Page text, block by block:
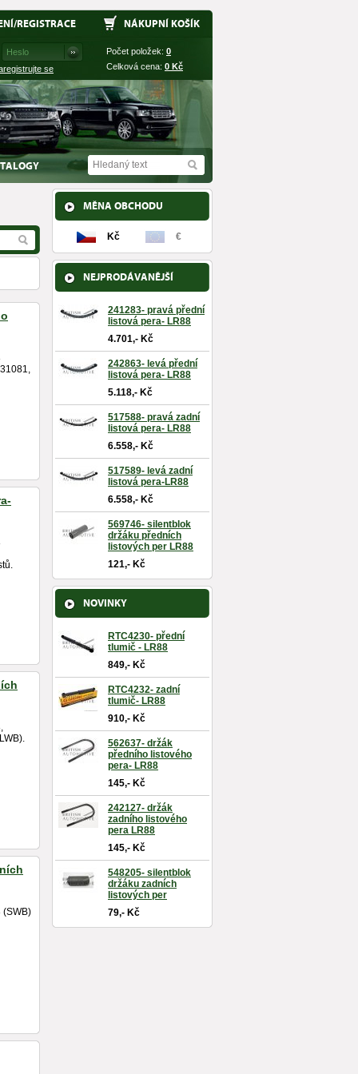
/REGISTRACE
se
NÁKUPNÍ KOŠÍK
Počet položek: 0
Celková cena: 0 Kč
(SWB)
MĚNA OBCHODU
Kč €
NEJPRODÁVANĚJŠÍ
241283- pravá přední
listová pera- LR88
4.701,- Kč
242863- levá přední
listová pera- LR88
5.118,- Kč
517588- pravá zadní
listová pera- LR88
6.558,- Kč
517589- levá zadní
listová pera-LR88
6.558,- Kč
569746- silentblok
držáku předních
listových per LR88
121,- Kč
NOVINKY
RTC4230- přední
tlumič - LR88
849,- Kč
RTC4232- zadní
tlumič- LR88
910,- Kč
562637- držák
předního listového
pera- LR88
145,- Kč
242127- držák
zadního listového
pera LR88
145,- Kč
548205- silentblok
držáku zadních
listových per
79,- Kč